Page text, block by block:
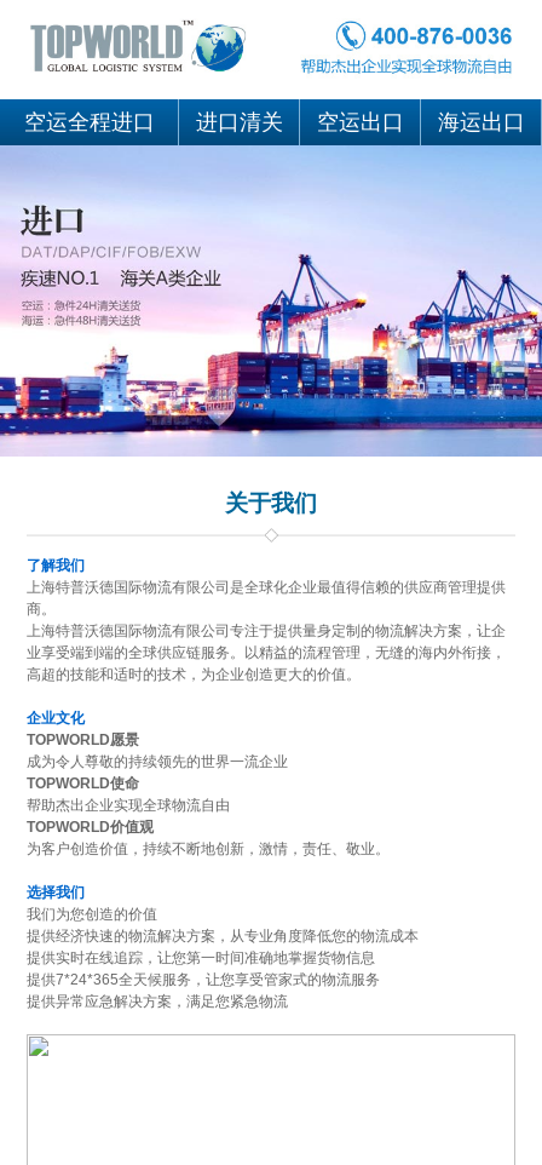
空运全程进口 进口清关 空运出口 海运出口
关于我们
了解我们
上海特普沃德国际物流有限公司是全球化企业最值得信赖的供应商管理提供
商。
上海特普沃德国际物流有限公司专注于提供量身定制的物流解决方案，让企
业享受端到端的全球供应链服务。以精益的流程管理，无缝的海内外衔接，
高超的技能和适时的技术，为企业创造更大的价值。
企业文化
TOPWORLD愿景
成为令人尊敬的持续领先的世界一流企业
TOPWORLD使命
帮助杰出企业实现全球物流自由
TOPWORLD价值观
为客户创造价值，持续不断地创新，激情，责任、敬业。
选择我们
我们为您创造的价值
提供经济快速的物流解决方案，从专业角度降低您的物流成本
提供实时在线追踪，让您第一时间准确地掌握货物信息
提供7*24*365全天候服务，让您享受管家式的物流服务
提供异常应急解决方案，满足您紧急物流